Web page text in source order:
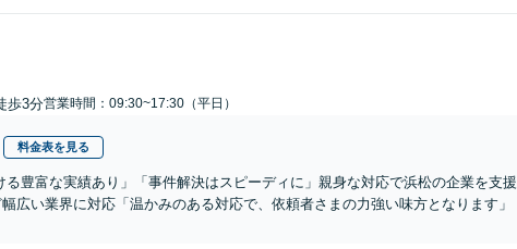
歩3分営業時間：09:30~17:30（平日）
料金表を見る
る豊富な実績あり」「事件解決はスピーディに」親身な対応で浜松の企業を支援
広い業界に対応「温かみのある対応で、依頼者さまの力強い味方となります」